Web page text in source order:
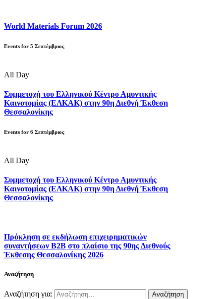
World Materials Forum 2026
Events for 5 Σεπτέμβριος
All Day
Συμμετοχή του Ελληνικού Κέντρο Αμυντικής
Καινοτομίας (ΕΛΚΑΚ) στην 90η Διεθνή Έκθεση
Θεσσαλονίκης
Events for 6 Σεπτέμβριος
All Day
Συμμετοχή του Ελληνικού Κέντρο Αμυντικής
Καινοτομίας (ΕΛΚΑΚ) στην 90η Διεθνή Έκθεση
Θεσσαλονίκης
Πρόκληση σε εκδήλωση επιχειρηματικών
συναντήσεων B2B στο πλαίσιο της 90ης Διεθνούς
Έκθεσης Θεσσαλονίκης 2026
Αναζήτηση
Αναζήτηση για: